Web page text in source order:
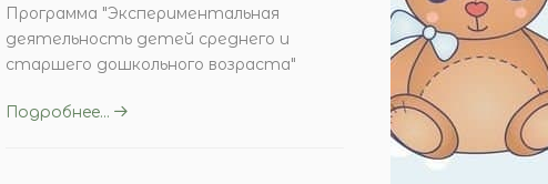
Программа "Экспериментальная
деятельность детей среднего и
старшего дошкольного возраста"
Подробнее...